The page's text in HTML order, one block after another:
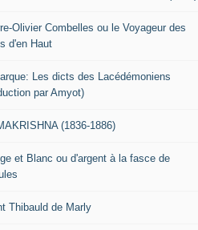
Olivier Combelles ou le Voyageur des
d'en Haut
Les dicts des Lacédémoniens
par Amyot)
(1836-1886)
et Blanc ou d'argent à la fasce de
Thibauld de Marly